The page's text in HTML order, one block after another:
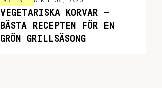
VEGETARISKA KORVAR –
BÄSTA RECEPTEN FÖR EN
GRÖN GRILLSÄSONG